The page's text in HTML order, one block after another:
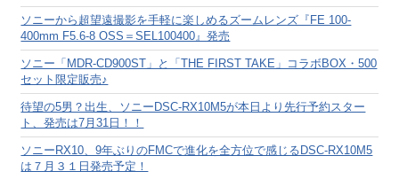
ソニーから超望遠撮影を手軽に楽しめるズームレンズ『FE 100-
400mm F5.6-8 OSS＝SEL100400』発売
ソニー「MDR-CD900ST」と「THE FIRST TAKE」コラボBOX・500
セット限定販売♪
待望の5男？出生、ソニーDSC-RX10M5が本日より先行予約スター
ト、発売は7月31日！！
ソニーRX10、9年ぶりのFMCで進化を全方位で感じるDSC-RX10M5
は７月３１日発売予定！